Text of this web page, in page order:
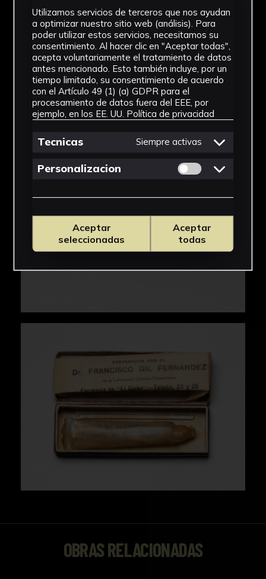
OBRAS RELACIONADAS
Utilizamos servicios de terceros que nos ayudan
a optimizar nuestro sitio web (análisis). Para
poder utilizar estos servicios, necesitamos su
consentimiento. Al hacer clic en "Aceptar todas",
acepta voluntariamente el tratamiento de datos
antes mencionado. Esto también incluye, por un
tiempo limitado, su consentimiento de acuerdo
con el Artículo 49 (1) (a) GDPR para el
procesamiento de datos fuera del EEE, por
ejemplo, en los EE. UU. Política de privacidad
Tecnicas Siempre activas
Personalizacion Permitir cookies
Aceptar
seleccionadas
Aceptar
todas